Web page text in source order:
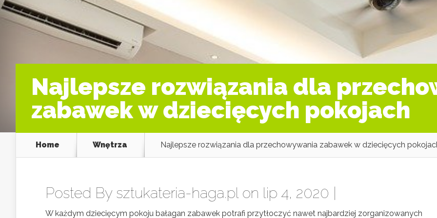
Najlepsze rozwiązania dla
zabawek w dziecięcych pokojach
Home Wnętrza Najlepsze rozwiązania dla przechowywania zabawek w dziecięcych
Posted By sztukateria-haga.plon lip 4, 2020 |
W każdym dziecięcym pokoju bałagan zabawek potrafi przytłoczyć nawet najbardziej zorganizowanych